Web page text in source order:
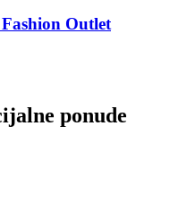
Outlet
ponude